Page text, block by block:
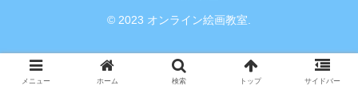
© 2023 オンライン絵画教室.
メニュー ホーム 検索 トップ サイドバー